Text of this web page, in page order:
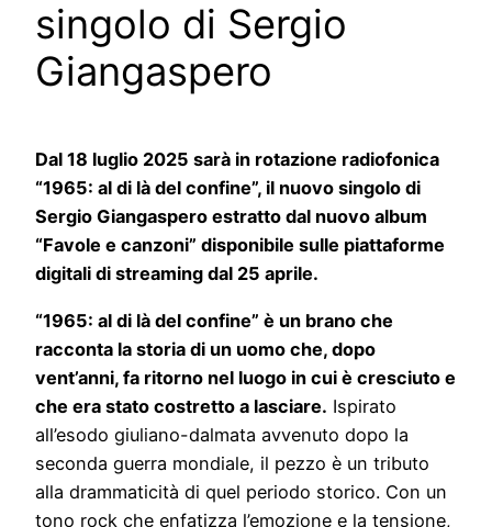
singolo di Sergio
Giangaspero
Dal 18 luglio 2025 sarà in rotazione radiofonica
“1965: al di là del confine”, il nuovo singolo di
Sergio Giangaspero estratto dal nuovo album
“Favole e canzoni” disponibile sulle piattaforme
digitali di streaming dal 25 aprile.
“1965: al di là del confine” è un brano che
racconta la storia di un uomo che, dopo
vent’anni, fa ritorno nel luogo in cui è cresciuto e
che era stato costretto a lasciare. Ispirato
all’esodo giuliano-dalmata avvenuto dopo la
seconda guerra mondiale, il pezzo è un tributo
alla drammaticità di quel periodo storico. Con un
tono rock che enfatizza l’emozione e la tensione,